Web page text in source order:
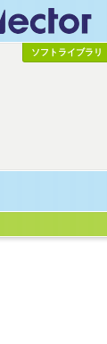
ソフトライブラリ